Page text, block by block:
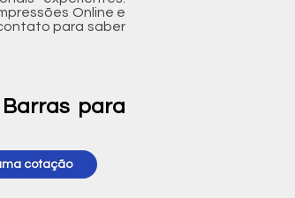
Online e
para saber
para
cotação